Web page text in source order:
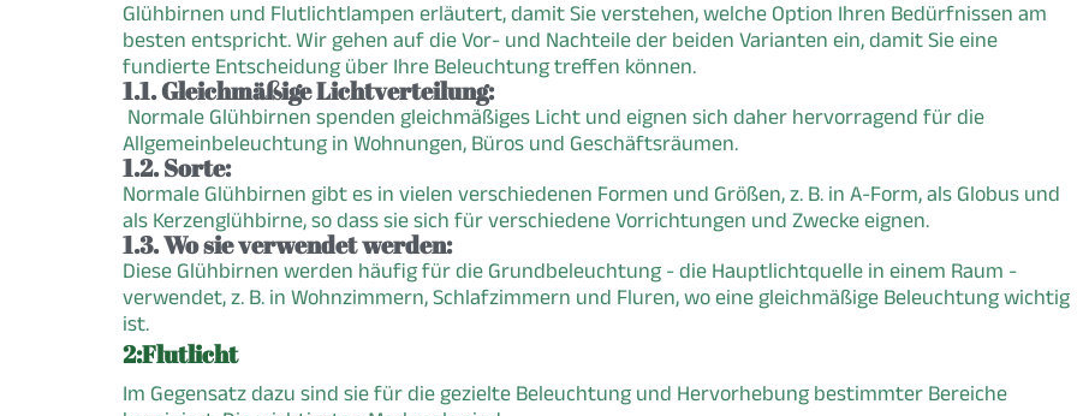
Glühbirnen und Flutlichtlampen erläutert, damit Sie verstehen, welche Option Ihren Bedürfnissen am
besten entspricht. Wir gehen auf die Vor- und Nachteile der beiden Varianten ein, damit Sie eine
fundierte Entscheidung über Ihre Beleuchtung treffen können.
1.1. Gleichmäßige Lichtverteilung:
Normale Glühbirnen spenden gleichmäßiges Licht und eignen sich daher hervorragend für die
Allgemeinbeleuchtung in Wohnungen, Büros und Geschäftsräumen.
1.2. Sorte:
Normale Glühbirnen gibt es in vielen verschiedenen Formen und Größen, z. B. in A-Form, als Globus und
als Kerzenglühbirne, so dass sie sich für verschiedene Vorrichtungen und Zwecke eignen.
1.3. Wo sie verwendet werden:
Diese Glühbirnen werden häufig für die Grundbeleuchtung - die Hauptlichtquelle in einem Raum -
verwendet, z. B. in Wohnzimmern, Schlafzimmern und Fluren, wo eine gleichmäßige Beleuchtung wichtig
ist.
2:Flutlicht
Im Gegensatz dazu sind sie für die gezielte Beleuchtung und Hervorhebung bestimmter Bereiche